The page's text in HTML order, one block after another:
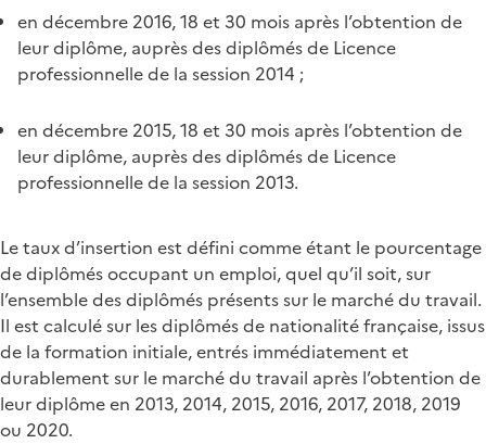
en décembre 2016, 18 et 30 mois après l’obtention de
leur diplôme, auprès des diplômés de Licence
professionnelle de la session 2014 ;
en décembre 2015, 18 et 30 mois après l’obtention de
leur diplôme, auprès des diplômés de Licence
professionnelle de la session 2013.
Le taux d’insertion est défini comme étant le pourcentage
de diplômés occupant un emploi, quel qu’il soit, sur
l’ensemble des diplômés présents sur le marché du travail.
Il est calculé sur les diplômés de nationalité française, issus
de la formation initiale, entrés immédiatement et
durablement sur le marché du travail après l’obtention de
leur diplôme en 2013, 2014, 2015, 2016, 2017, 2018, 2019
ou 2020.